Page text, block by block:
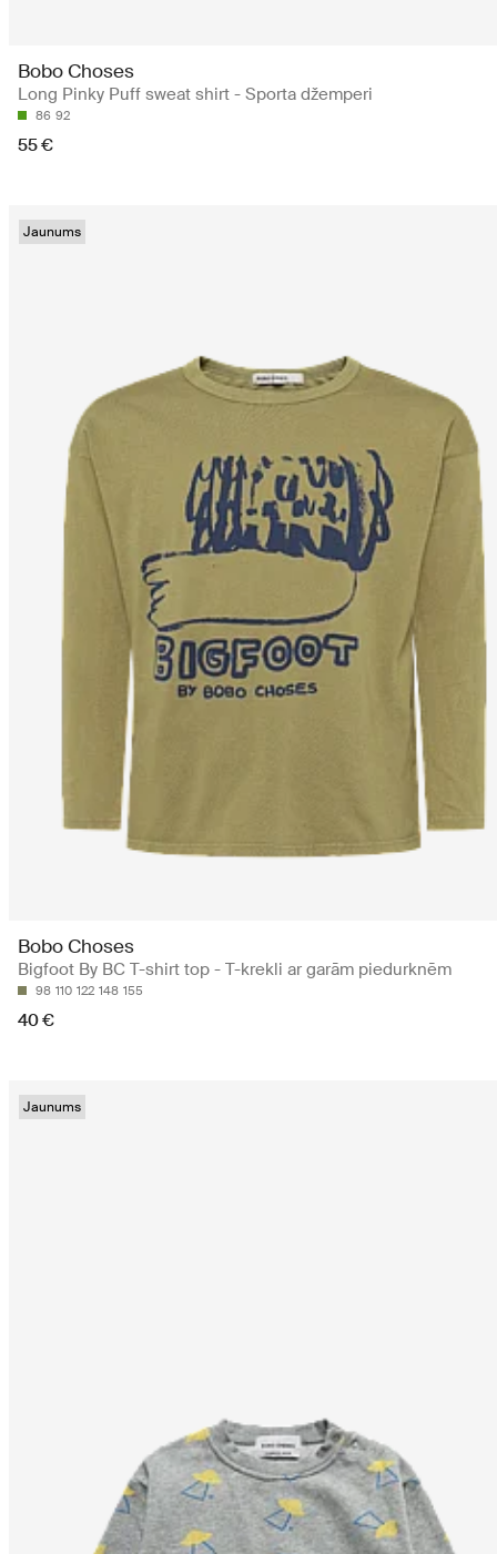
Bobo Choses
Long Pinky Puff sweat shirt - Sporta džemperi
86 92
55 €
Jaunums
Bobo Choses
Bigfoot By BC T-shirt top - T-krekli ar garām piedurknēm
98 110 122 148 155
40 €
Jaunums